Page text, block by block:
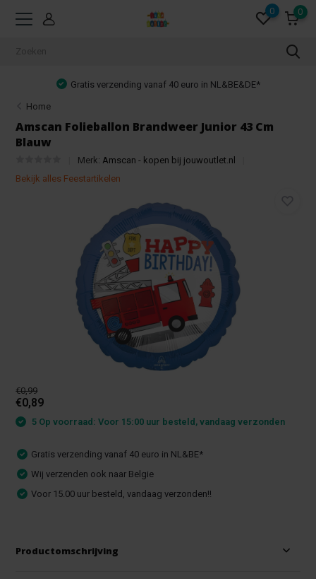
0 0
Gratis verzending vanaf 40 euro in NL&BE&DE*
Home
Amscan Folieballon Brandweer Junior 43 Cm
Blauw
Merk: Amscan - kopen bij jouwoutlet.nl
Bekijk alles Feestartikelen
€0,99
€0,89
5 Op voorraad: Voor 15:00 uur besteld, vandaag verzonden
Gratis verzending vanaf 40 euro in NL&BE*
Wij verzenden ook naar Belgie
Voor 15.00 uur besteld, vandaag verzonden!!
Productomschrijving